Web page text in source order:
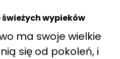
wypieków
ma swoje wielkie
się od pokoleń, i